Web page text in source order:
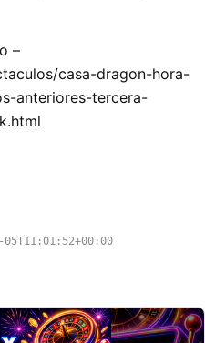
–
casa-dragon-hora-
anteriores-tercera-